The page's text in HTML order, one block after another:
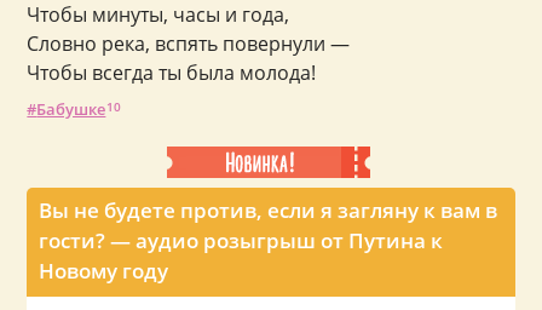
Вы не будете против, если я загляну к вам в
гости? — аудио розыгрыш от Путина к
Новому году
Чтобы минуты, часы и года,
Словно река, вспять повернули —
Чтобы всегда ты была молода!
Бабушке10